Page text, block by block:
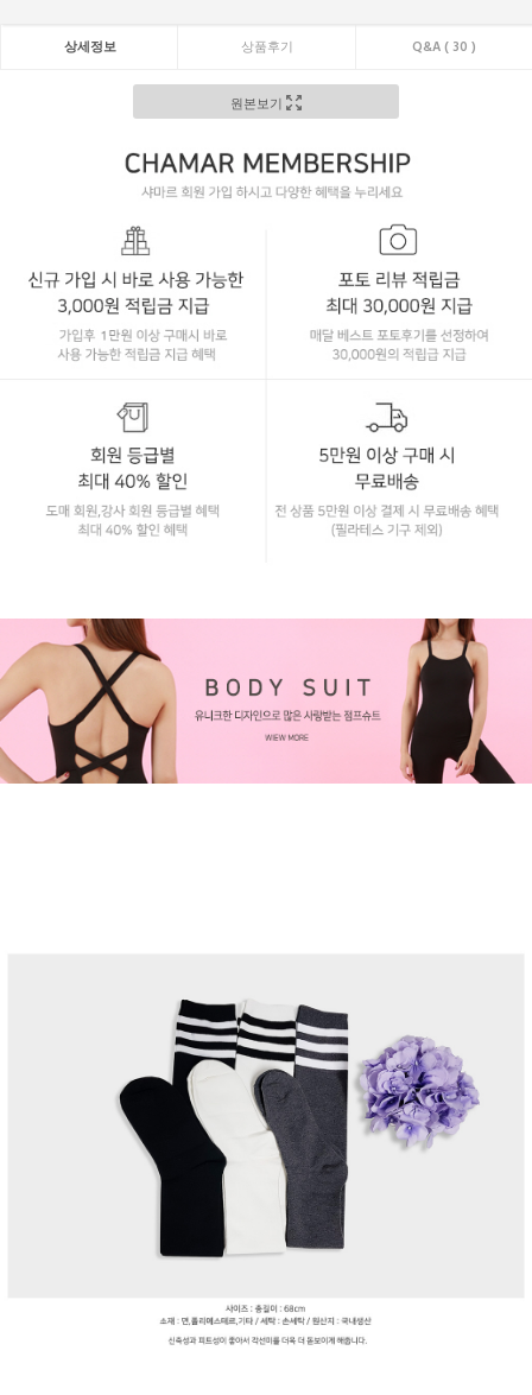
상세정보 상품후기 Q&A ( 30 )
원본보기